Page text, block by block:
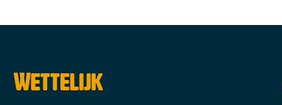
Wettelijk